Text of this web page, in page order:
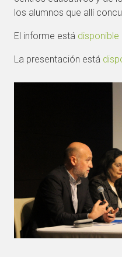
los alumnos que allí
El informe está disponible
La presentación está